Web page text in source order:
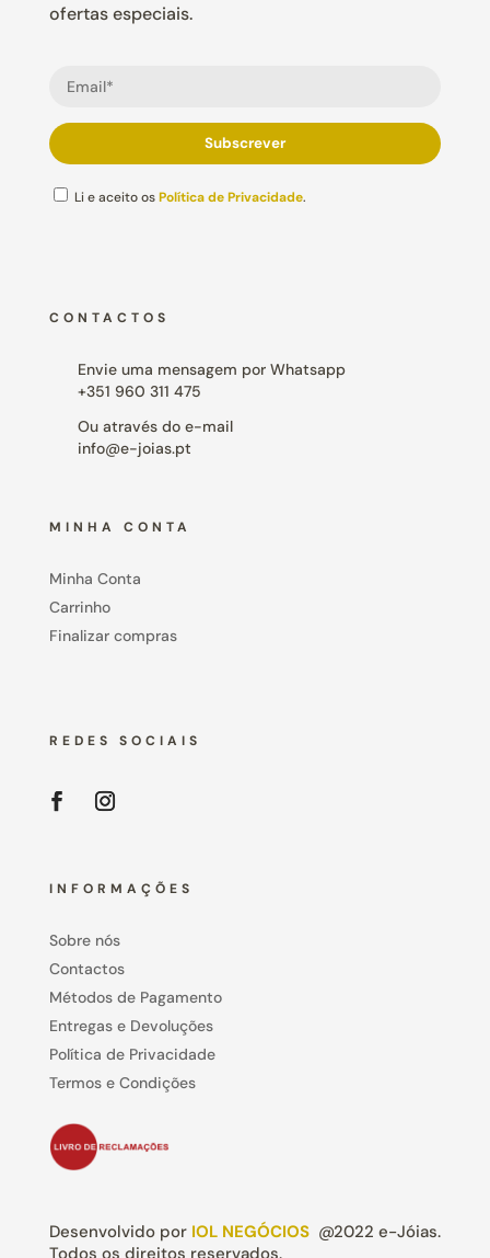
ofertas especiais.
Li e aceito osPolítica de Privacidade.
CONTACTOS
Envie uma mensagem por Whatsapp
+351 960 311 475
Ou através do e-mail
info@e-joias.pt
MINHA CONTA
Minha Conta
Carrinho
Finalizar compras
REDES SOCIAIS
INFORMAÇÕES
Sobre nós
Contactos
Métodos de Pagamento
Entregas e Devoluções
Política de Privacidade
Termos e Condições
Desenvolvido por IOL NEGÓCIOS@2022 e-Jóias.